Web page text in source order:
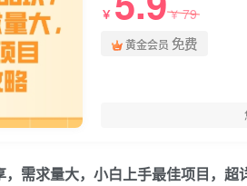
￥ ￥79
黄金会员 免费
需求量大，小白上手最佳项目，超